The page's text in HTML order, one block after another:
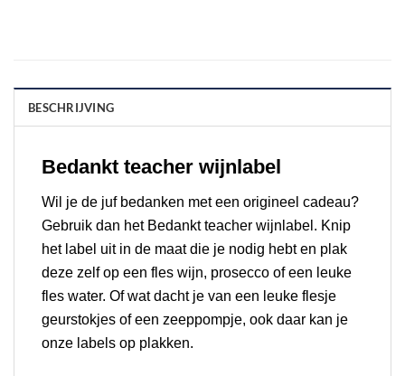
BESCHRIJVING
Bedankt teacher wijnlabel
Wil je de juf bedanken met een origineel cadeau?
Gebruik dan het Bedankt teacher wijnlabel. Knip
het label uit in de maat die je nodig hebt en plak
deze zelf op een fles wijn, prosecco of een leuke
fles water. Of wat dacht je van een leuke flesje
geurstokjes of een zeeppompje, ook daar kan je
onze labels op plakken.